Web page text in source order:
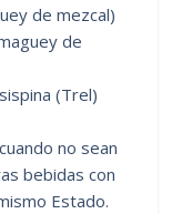
de mezcal)
de
(Trel)
no sean
bebidas con
Estado.